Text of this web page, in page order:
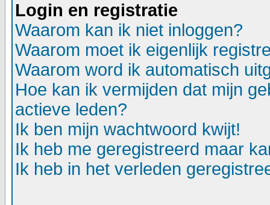
Login en registratie
Waarom kan ik niet inloggen?
Waarom moet ik eigenlijk
Waarom word ik automatisch
Hoe kan ik vermijden dat mijn
actieve leden?
Ik ben mijn wachtwoord kwijt!
Ik heb me geregistreerd maar
Ik heb in het verleden